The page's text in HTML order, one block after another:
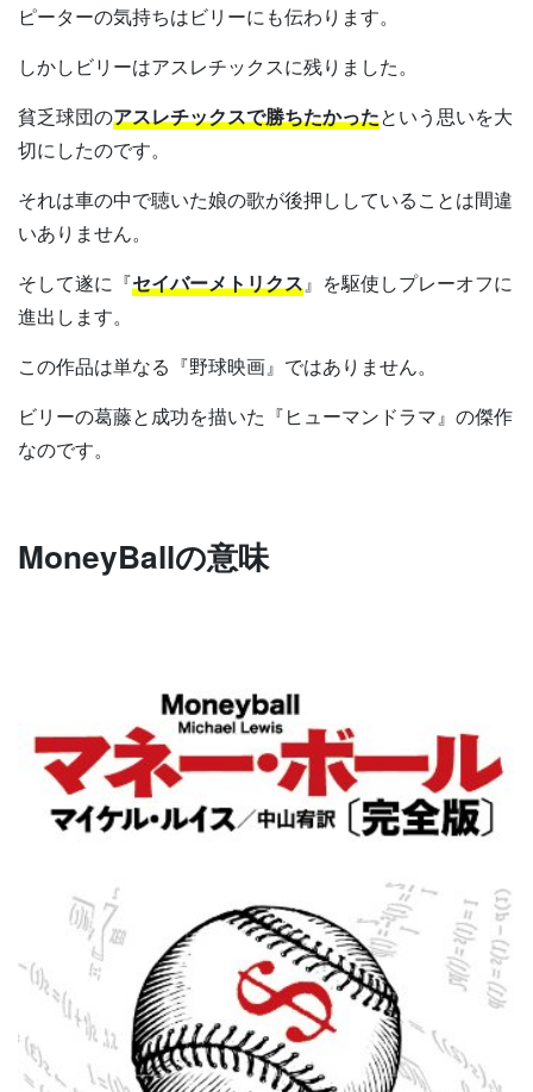
ピーターの気持ちはビリーにも伝わります。
しかしビリーはアスレチックスに残りました。
貧乏球団のアスレチックスで勝ちたかったという思いを大
切にしたのです。
それは車の中で聴いた娘の歌が後押ししていることは間違
いありません。
そして遂に『セイバーメトリクス』を駆使しプレーオフに
進出します。
この作品は単なる『野球映画』ではありません。
ビリーの葛藤と成功を描いた『ヒューマンドラマ』の傑作
なのです。
MoneyBallの意味